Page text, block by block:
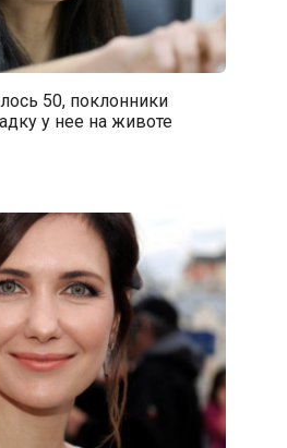
50, поклонники
у нее на животе